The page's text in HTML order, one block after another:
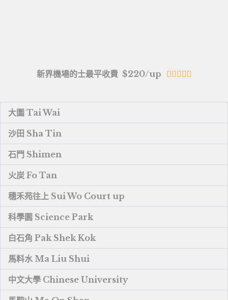
新界機場的士最平收費 $220/up     
大圍 Tai Wai
沙田 Sha Tin
石門 Shimen
火炭 Fo Tan
穗禾苑往上 Sui Wo Court up
科學園 Science Park
白石角 Pak Shek Kok
馬料水 Ma Liu Shui
中文大學 Chinese University